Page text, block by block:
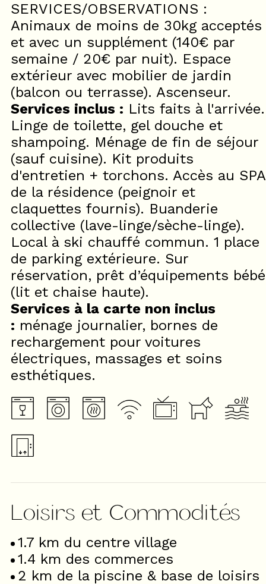
SERVICES/OBSERVATIONS :
Animaux de moins de 30kg acceptés
et avec un supplément (140€ par
semaine / 20€ par nuit). Espace
extérieur avec mobilier de jardin
(balcon ou terrasse). Ascenseur.
Services inclus : Lits faits à l'arrivée.
Linge de toilette, gel douche et
shampoing. Ménage de fin de séjour
(sauf cuisine). Kit produits
d'entretien + torchons. Accès au SPA
de la résidence (peignoir et
claquettes fournis). Buanderie
collective (lave-linge/sèche-linge).
Local à ski chauffé commun. 1 place
de parking extérieure. Sur
réservation, prêt d’équipements bébé
(lit et chaise haute).
Services à la carte non inclus
: ménage journalier, bornes de
rechargement pour voitures
électriques, massages et soins
esthétiques.
Loisirs et Commodités
1.7 km du centre village
1.4 km des commerces
2 km de la piscine & base de loisirs